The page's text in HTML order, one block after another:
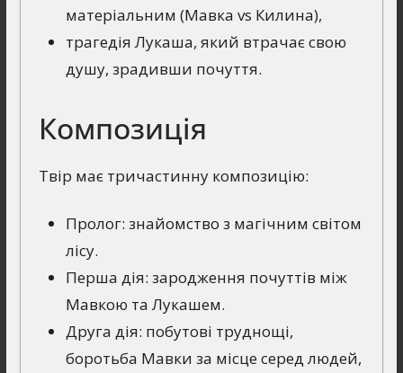
матеріальним (Мавка vs Килина),
трагедія Лукаша, який втрачає свою
душу, зрадивши почуття.
Композиція
Твір має тричастинну композицію:
Пролог: знайомство з магічним світом
лісу.
Перша дія: зародження почуттів між
Мавкою та Лукашем.
Друга дія: побутові труднощі,
боротьба Мавки за місце серед людей,